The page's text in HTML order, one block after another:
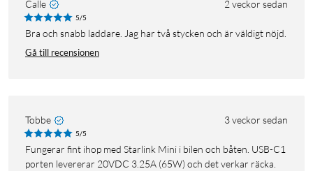
Calle 2 veckor sedan
5/5
Bra och snabb laddare. Jag har två stycken och är väldigt nöjd.
Gå till recensionen
Tobbe 3 veckor sedan
5/5
Fungerar fint ihop med Starlink Mini i bilen och båten. USB-C1
porten levererar 20VDC 3.25A (65W) och det verkar räcka.